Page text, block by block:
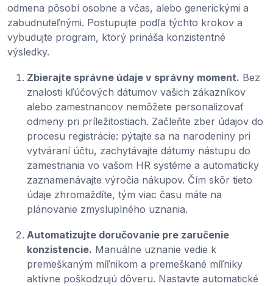
odmena pôsobí osobne a včas, alebo generickými a
zabudnuteľnými. Postupujte podľa týchto krokov a
vybudujte program, ktorý prináša konzistentné
výsledky.
Zbierajte správne údaje v správny moment. Bez
znalosti kľúčových dátumov vašich zákazníkov
alebo zamestnancov nemôžete personalizovať
odmeny pri príležitostiach. Začleňte zber údajov do
procesu registrácie: pýtajte sa na narodeniny pri
vytváraní účtu, zachytávajte dátumy nástupu do
zamestnania vo vašom HR systéme a automaticky
zaznamenávajte výročia nákupov. Čím skôr tieto
údaje zhromaždíte, tým viac času máte na
plánovanie zmysluplného uznania.
Automatizujte doručovanie pre zaručenie
konzistencie. Manuálne uznanie vedie k
premeškaným míľnikom a premeškané míľniky
aktívne poškodzujú dôveru. Nastavte automatické